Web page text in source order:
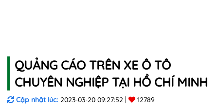
QUẢNG CÁO TRÊN XE Ô TÔ
CHUYÊN NGHIỆP TẠI HỒ CHÍ MINH
Cập nhật lúc: 2023-03-20 09:27:52 12789